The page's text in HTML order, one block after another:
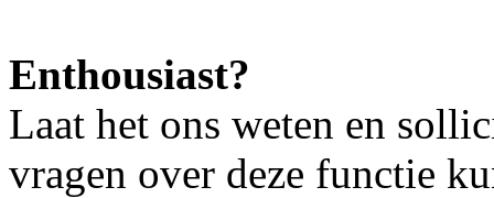
Enthousiast?
Laat het ons weten en
vragen over deze functie